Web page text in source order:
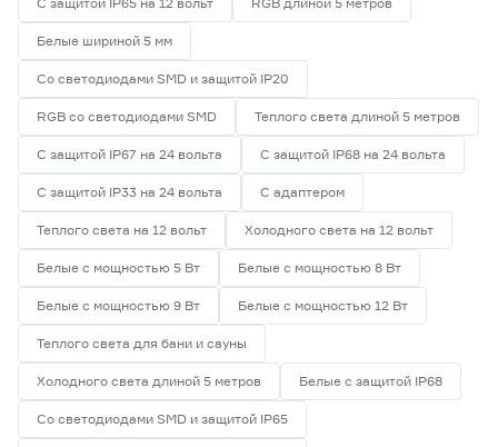
Белые шириной 5 мм
Со светодиодами SMD и защитой IP20
RGB со светодиодами SMD Теплого света длиной 5 метров
С защитой IP67 на 24 вольта С защитой IP68 на 24 вольта
С защитой IP33 на 24 вольта С адаптером
Теплого света на 12 вольт Холодного света на 12 вольт
Белые с мощностью 5 Вт Белые с мощностью 8 Вт
Белые с мощностью 9 Вт Белые с мощностью 12 Вт
Теплого света для бани и сауны
Холодного света длиной 5 метров Белые с защитой IP68
Со светодиодами SMD и защитой IP65